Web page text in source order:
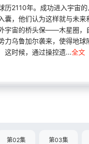
2110年。成功进入宇宙的
囊，他们认为这样就与
宇宙的桥头保——木星圈，
力乌鲁加尔袭来，使得地球
时候，通过操控遗...全文
第02集 第03集